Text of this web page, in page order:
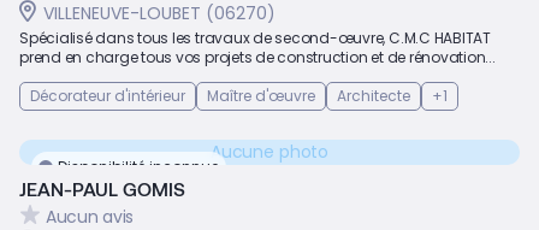
VILLENEUVE-LOUBET (06270)
Spécialisé dans tous les travaux de second-œuvre, C.M.C HABITAT
prend en charge tous vos projets de construction et de rénovation...
Décorateur d'intérieur
Maître d'œuvre Architecte +1
Disponibilité inconnue
Aucune photo
JEAN-PAUL GOMIS
Aucun avis